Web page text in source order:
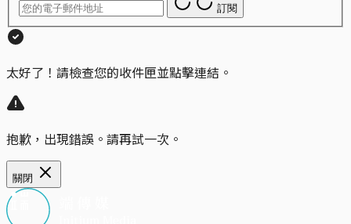
訂閱
太好了！請檢查您的收件匣並點擊連結。
抱歉，出現錯誤。請再試一次。
關閉